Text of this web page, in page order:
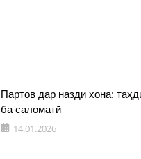
Партов дар назди хона:
ба саломатӣ
14.01.2026